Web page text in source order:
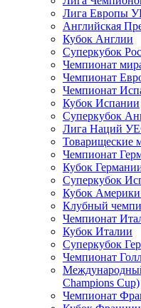
Лига Европы
Английская
Кубок Англии
Суперкубок
Чемпионат
Чемпионат
Чемпионат
Кубок Испании
Суперкубок
Лига Наций
Товарищеские
Чемпионат
Кубок
Суперкубок
Кубок
Клубный
Чемпионат
Кубок Италии
Суперкубок
Чемпионат
Champions Cup)
Чемпионат